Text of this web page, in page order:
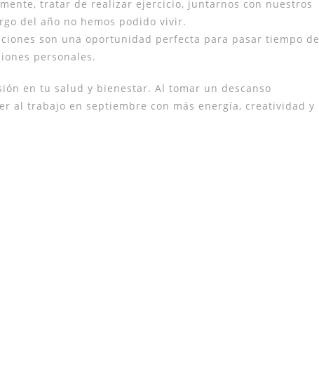
tratar de realizar ejercicio, juntarnos con nuestros
del año no hemos podido vivir.
son una oportunidad perfecta para pasar tiempo de
personales.
en tu salud y bienestar. Al tomar un descanso
al trabajo en septiembre con más energía, creatividad y